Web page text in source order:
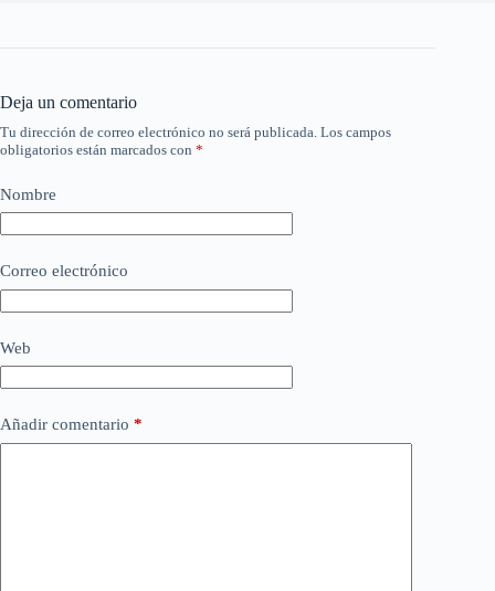
Deja un comentario
Tu dirección de correo electrónico no será publicada. Los campos
obligatorios están marcados con *
Nombre
Correo electrónico
Web
Añadir comentario *